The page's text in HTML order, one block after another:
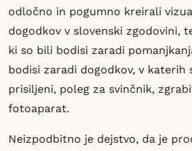
odločno in pogumno kreirali
dogodkov v slovenski zgodovini,
ki so bili bodisi zaradi
bodisi zaradi dogodkov, v katerih
prisiljeni, poleg za svinčnik,
fotoaparat.
Neizpodbitno je dejstvo, da je